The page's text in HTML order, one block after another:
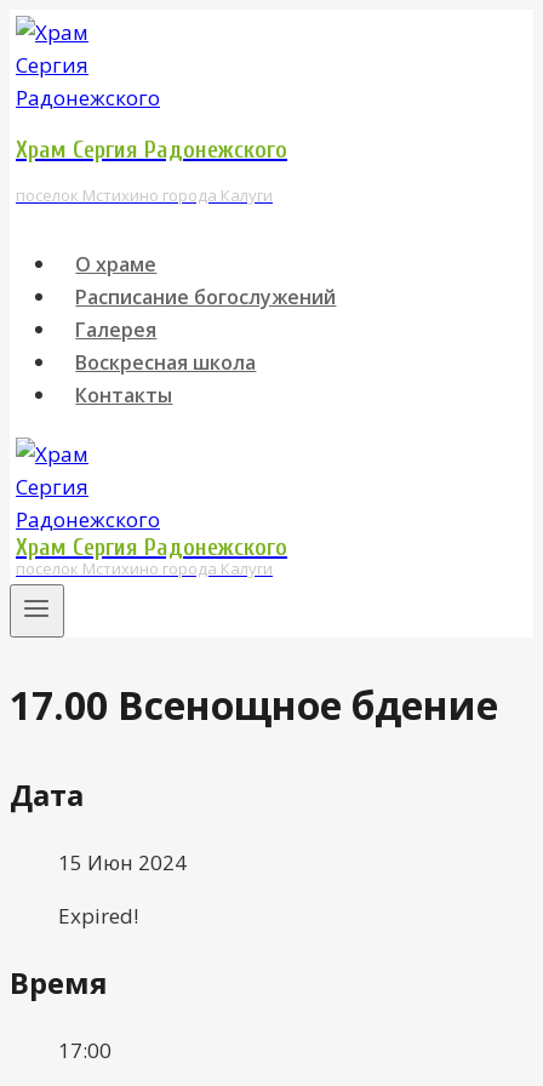
Перейти
к
содержимому
Храм Сергия Радонежского
поселок Мстихино города Калуги
О храме
Расписание богослужений
Галерея
Воскресная школа
Контакты
Храм Сергия Радонежского
поселок Мстихино города Калуги
17.00 Всенощное бдение
Дата
15 Июн 2024
Expired!
Время
17:00